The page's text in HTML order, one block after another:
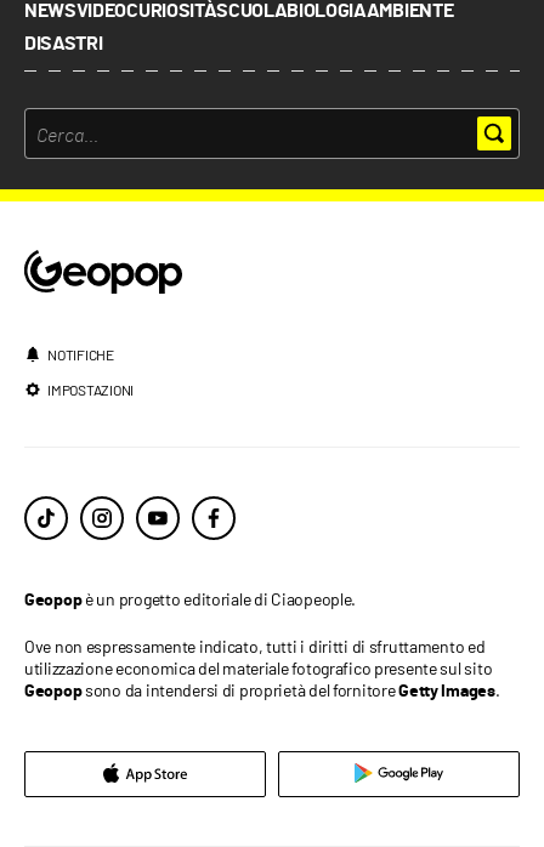
NEWSVIDEOCURIOSITÀSCUOLABIOLOGIAAMBIENTE
DISASTRI
NOTIFICHE
IMPOSTAZIONI
Geopopè un progetto editoriale di Ciaopeople.
Ove non espressamente indicato, tutti i diritti di sfruttamento ed
utilizzazione economica del materiale fotografico presente sul sito
Geopopsono da intendersi di proprietà del fornitoreGetty Images.